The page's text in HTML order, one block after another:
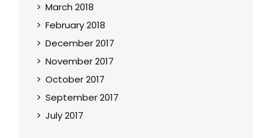
March 2018
February 2018
December 2017
November 2017
October 2017
September 2017
July 2017